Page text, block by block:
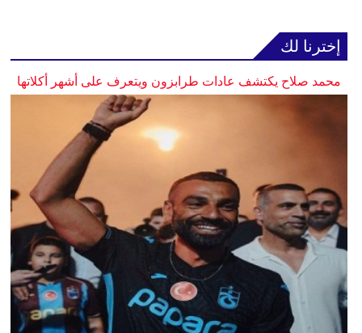
إخترنا لك
محمد صلاح يكتشف عادات طرابزون ويتعرف على أشهر أكلاتها